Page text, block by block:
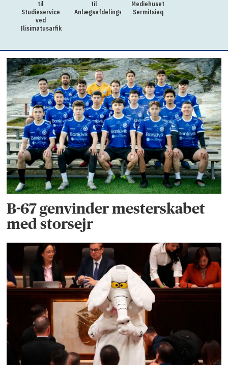
til
Studieservice
ved
Ilisimatusarfik
til
Anlægsafdelingen
Mediehuset
Sermitsiaq
B-67 genvinder mesterskabet
med storsejr